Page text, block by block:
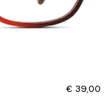
€ 39,00